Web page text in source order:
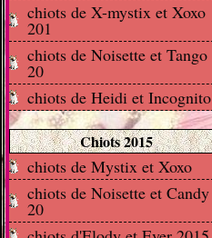
chiots de X-mystix et Xoxo
201
chiots de Noisette et Tango
20
chiots de Heidi et Incognito
Chiots 2015
chiots de Mystix et Xoxo
chiots de Noisette et Candy
20